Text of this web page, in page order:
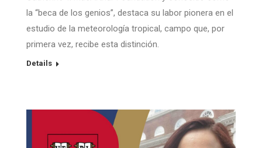
la “beca de los genios”, destaca su labor pionera en el
estudio de la meteorología tropical, campo que, por
primera vez, recibe esta distinción.
Details